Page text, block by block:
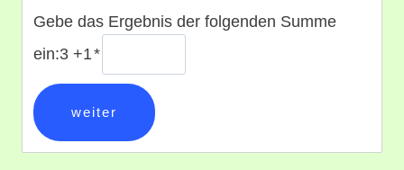
Gebe das Ergebnis der folgenden Summe
ein:3 +1*